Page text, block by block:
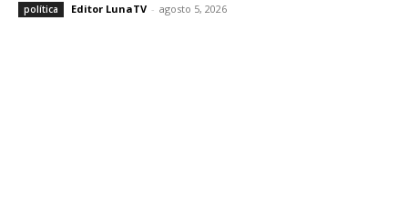
política Editor LunaTV - agosto 5, 2026